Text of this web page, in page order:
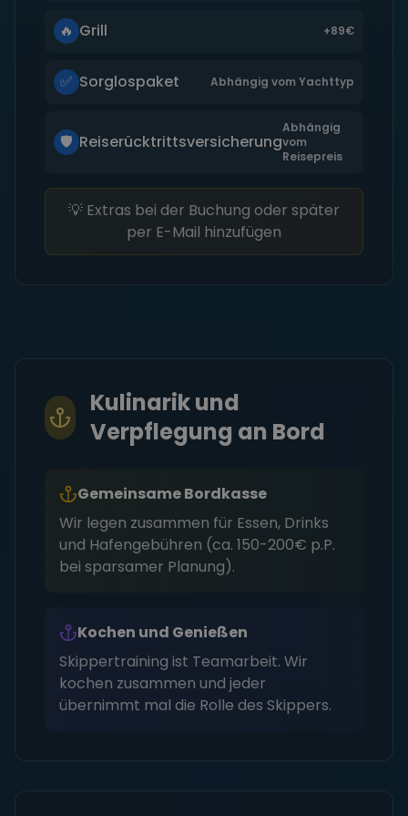
🔥 Grill +89€
✅ Sorglospaket Abhängig vom Yachttyp
🛡️ Reiserücktrittsversicherung
Abhängig
vom
Reisepreis
💡 Extras bei der Buchung oder später
per E-Mail hinzufügen
Kulinarik und
Verpflegung an Bord
Gemeinsame Bordkasse
Wir legen zusammen für Essen, Drinks
und Hafengebühren (ca. 150-200€ p.P.
bei sparsamer Planung).
Kochen und Genießen
Skippertraining ist Teamarbeit. Wir
kochen zusammen und jeder
übernimmt mal die Rolle des Skippers.